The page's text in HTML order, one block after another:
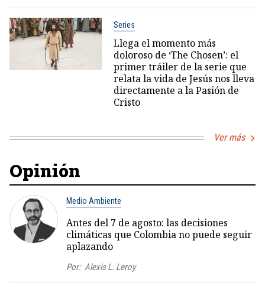
Series
Llega el momento más
doloroso de ‘The Chosen’: el
primer tráiler de la serie que
relata la vida de Jesús nos lleva
directamente a la Pasión de
Cristo
Ver más
Opinión
Medio Ambiente
Antes del 7 de agosto: las decisiones
climáticas que Colombia no puede seguir
aplazando
Por: Alexis L. Leroy